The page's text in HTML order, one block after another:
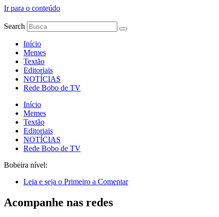
Ir para o conteúdo
Search
Início
Memes
Textão
Editoriais
NOTÍCIAS
Rede Bobo de TV
Início
Memes
Textão
Editoriais
NOTÍCIAS
Rede Bobo de TV
Bobeira nível:
Leia e seja o Primeiro a Comentar
Acompanhe nas redes